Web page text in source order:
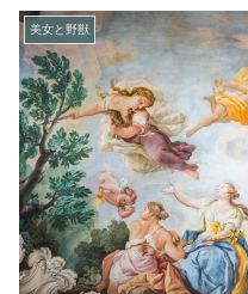
美女と野獣